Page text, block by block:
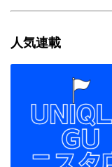
人気連載